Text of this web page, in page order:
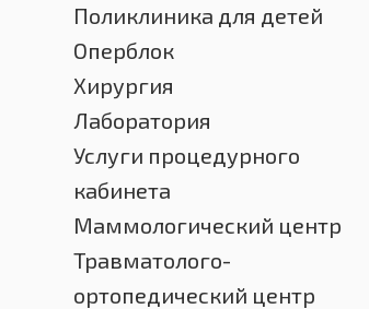
Поликлиника для детей
Оперблок
Хирургия
Лаборатория
Услуги процедурного
кабинета
Маммологический центр
Травматолого-
ортопедический центр